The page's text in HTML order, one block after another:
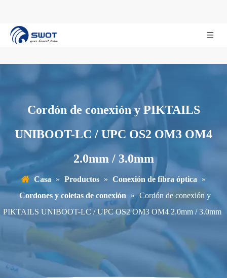
Cordón de conexión y PIKTAILS
UNIBOOT-LC / UPC OS2 OM3 OM4
2.0mm / 3.0mm
Casa » Productos » Conexión de fibra óptica
»
Cordones y coletas de conexión » Cordón de conexión y
PIKTAILS UNIBOOT-LC / UPC OS2 OM3 OM4 2.0mm / 3.0mm